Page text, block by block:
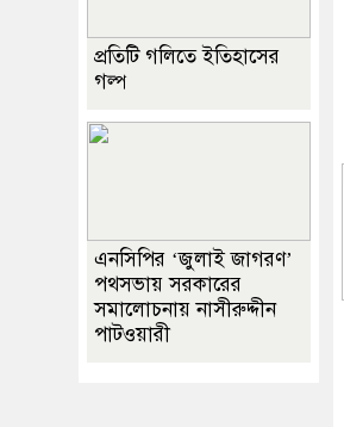
প্রতিটি গলিতে ইতিহাসের
গল্প
এনসিপির ‘জুলাই জাগরণ’
পথসভায় সরকারের
সমালোচনায় নাসীরুদ্দীন
পাটওয়ারী